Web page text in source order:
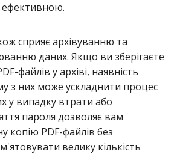
ефективною.
сприяє архівуванню та
даних. Якщо ви зберігаєте
файлів у архіві, наявність
з них може ускладнити процес
у випадку втрати або
пароля дозволяє вам
копію PDF-файлів без
велику кількість